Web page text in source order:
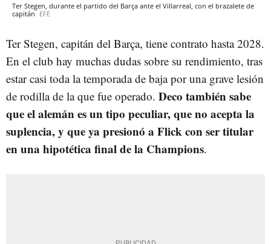
Ter Stegen, durante el partido del Barça ante el Villarreal, con el brazalete de
capitán EFE
Ter Stegen, capitán del Barça, tiene contrato hasta 2028.
En el club hay muchas dudas sobre su rendimiento, tras
estar casi toda la temporada de baja por una grave lesión
de rodilla de la que fue operado. Deco también sabe
que el alemán es un tipo peculiar, que no acepta la
suplencia, y que ya presionó a Flick con ser titular
en una hipotética final de la Champions.